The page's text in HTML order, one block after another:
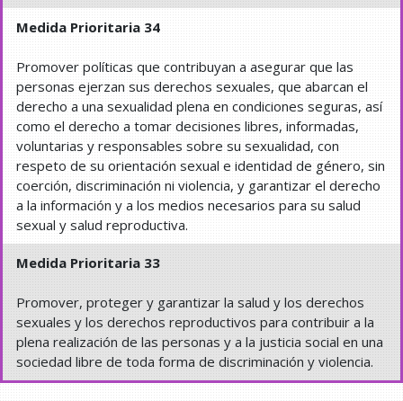
Medida Prioritaria 34
Promover políticas que contribuyan a asegurar que las
personas ejerzan sus derechos sexuales, que abarcan el
derecho a una sexualidad plena en condiciones seguras, así
como el derecho a tomar decisiones libres, informadas,
voluntarias y responsables sobre su sexualidad, con
respeto de su orientación sexual e identidad de género, sin
coerción, discriminación ni violencia, y garantizar el derecho
a la información y a los medios necesarios para su salud
sexual y salud reproductiva.
Medida Prioritaria 33
Promover, proteger y garantizar la salud y los derechos
sexuales y los derechos reproductivos para contribuir a la
plena realización de las personas y a la justicia social en una
sociedad libre de toda forma de discriminación y violencia.